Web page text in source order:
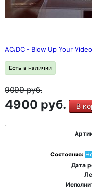
AC/DC - Blow Up Your
Есть в наличии
9099руб.
4900 руб. В
Состояние:
Дата